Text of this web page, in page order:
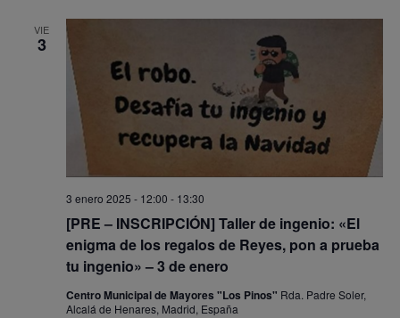
VIE
3
[PRE – INSCRIPCIÓN] Taller de ingenio: «El
enigma de los regalos de Reyes, pon a prueba
tu ingenio» – 3 de enero
3 enero 2025 - 12:00 - 13:30
Centro Municipal de Mayores "Los Pinos" Rda. Padre Soler,
Alcalá de Henares, Madrid, España